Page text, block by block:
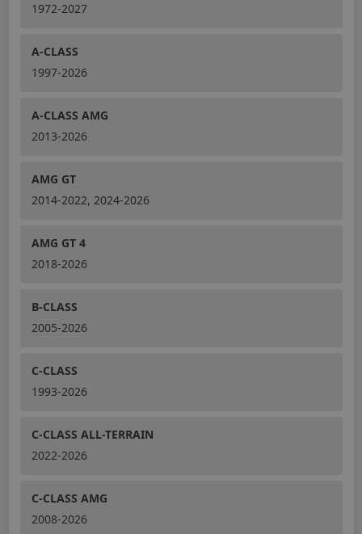
1972-2027
A-CLASS
1997-2026
A-CLASS AMG
2013-2026
AMG GT
2014-2022, 2024-2026
AMG GT 4
2018-2026
B-CLASS
2005-2026
C-CLASS
1993-2026
C-CLASS ALL-TERRAIN
2022-2026
C-CLASS AMG
2008-2026